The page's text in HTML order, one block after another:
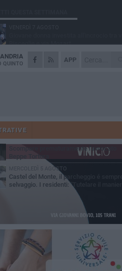
APP
ANDRIA
QUINTO
Bisceglie e via Mozart
MARTEDÌ 4 AGOSTO
Cattivo odore dall’abitazione, la macabra
Andria saluta mons. Agostino Superbo:
celebrati i funerali - FOTO
GIOVEDÌ 30 LUGLIO
Scompare prematuramente l'avvocato
MERCOLEDÌ 5 AGOSTO
Castel del Monte, il parcheggio é sempre
selvaggio. I residenti: "Tutelare il maniero
e rispetto del paesaggio"